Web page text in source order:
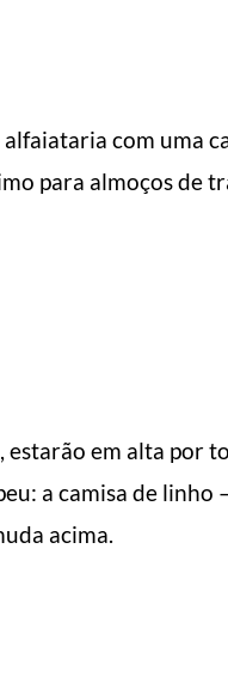
com uma
para almoços de
estarão em alta por
a camisa de linho
acima.